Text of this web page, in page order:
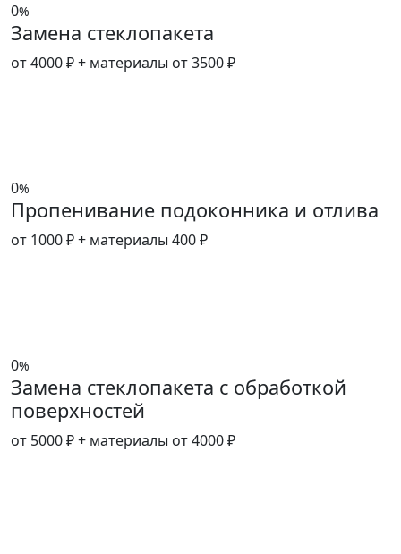
0%
Замена стеклопакета
от 4000 ₽+ материалы от 3500 ₽
0%
Пропенивание подоконника и отлива
от 1000 ₽+ материалы 400 ₽
0%
Замена стеклопакета с обработкой
поверхностей
от 5000 ₽+ материалы от 4000 ₽